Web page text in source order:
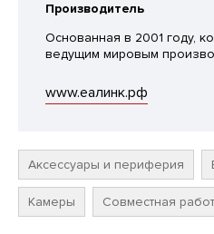
Производитель
Основанная в 2001 году,
ведущим мировым
www.еалинк.рф
Аксессуары и периферия
Камеры Совместная